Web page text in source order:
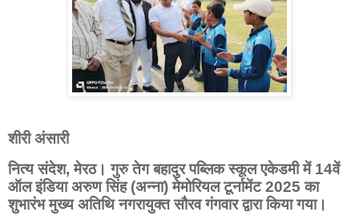
शीरी अंसारी
नित्य संदेश,मेरठ। गुरु तेग बहादुर पब्लिक स्कूल एकेडमी में 14वें
ऑल इंडिया अरुण सिंह (अन्ना) मेमोरियल टूर्नामेंट 2025 का
शुभारंभ मुख्य अतिथि नगरायुक्त सौरव गंगवार द्वारा किया गया।